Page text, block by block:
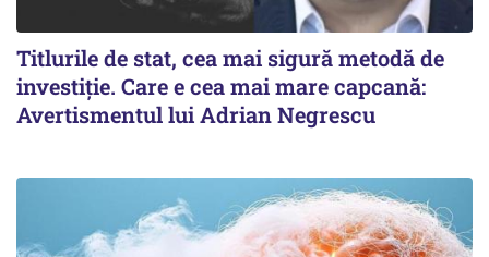
Titlurile de stat, cea mai sigură metodă de
investiție. Care e cea mai mare capcană:
Avertismentul lui Adrian Negrescu